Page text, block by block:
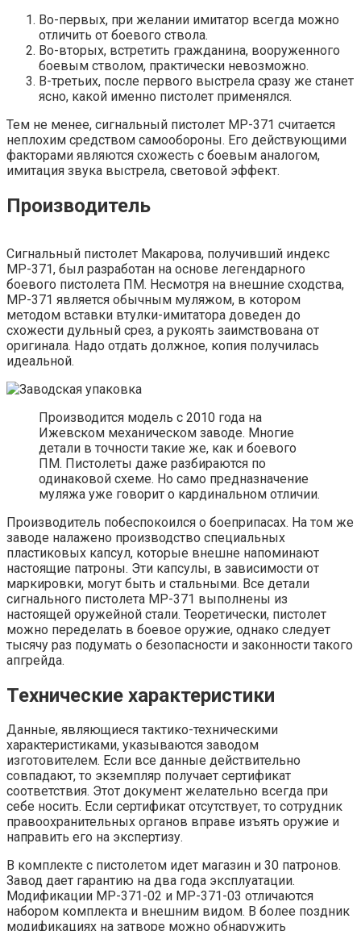
Во-первых, при желании имитатор всегда можно
отличить от боевого ствола.
Во-вторых, встретить гражданина, вооруженного
боевым стволом, практически невозможно.
В-третьих, после первого выстрела сразу же станет
ясно, какой именно пистолет применялся.
Тем не менее, сигнальный пистолет МР-371 считается
неплохим средством самообороны. Его действующими
факторами являются схожесть с боевым аналогом,
имитация звука выстрела, световой эффект.
Производитель
Сигнальный пистолет Макарова, получивший индекс
МР-371, был разработан на основе легендарного
боевого пистолета ПМ. Несмотря на внешние сходства,
МР-371 является обычным муляжом, в котором
методом вставки втулки-имитатора доведен до
схожести дульный срез, а рукоять заимствована от
оригинала. Надо отдать должное, копия получилась
идеальной.
Производится модель с 2010 года на
Ижевском механическом заводе. Многие
детали в точности такие же, как и боевого
ПМ. Пистолеты даже разбираются по
одинаковой схеме. Но само предназначение
муляжа уже говорит о кардинальном отличии.
Производитель побеспокоился о боеприпасах. На том же
заводе налажено производство специальных
пластиковых капсул, которые внешне напоминают
настоящие патроны. Эти капсулы, в зависимости от
маркировки, могут быть и стальными. Все детали
сигнального пистолета МР-371 выполнены из
настоящей оружейной стали. Теоретически, пистолет
можно переделать в боевое оружие, однако следует
тысячу раз подумать о безопасности и законности такого
апгрейда.
Технические характеристики
Данные, являющиеся тактико-техническими
характеристиками, указываются заводом
изготовителем. Если все данные действительно
совпадают, то экземпляр получает сертификат
соответствия. Этот документ желательно всегда при
себе носить. Если сертификат отсутствует, то сотрудник
правоохранительных органов вправе изъять оружие и
направить его на экспертизу.
В комплекте с пистолетом идет магазин и 30 патронов.
Завод дает гарантию на два года эксплуатации.
Модификации МР-371-02 и МР-371-03 отличаются
набором комплекта и внешним видом. В более поздник
модификациях на затворе можно обнаружить